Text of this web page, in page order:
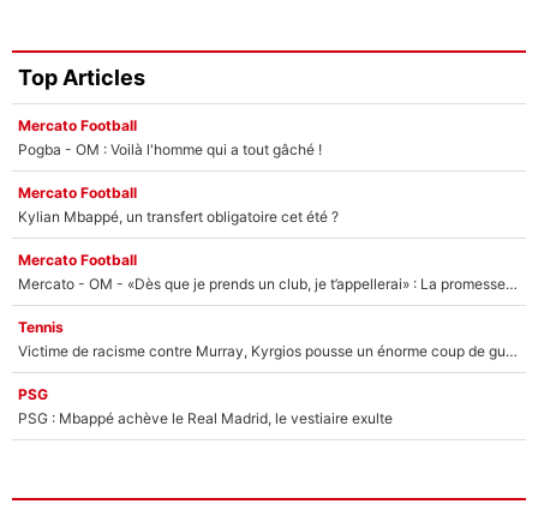
Top Articles
Mercato Football
Pogba - OM : Voilà l'homme qui a tout gâché !
Mercato Football
Kylian Mbappé, un transfert obligatoire cet été ?
Mercato Football
Mercato - OM - «Dès que je prends un club, je t’appellerai» : La promesse de Marcelino au moment de claquer la porte
Tennis
Victime de racisme contre Murray, Kyrgios pousse un énorme coup de gueule !
PSG
PSG : Mbappé achève le Real Madrid, le vestiaire exulte